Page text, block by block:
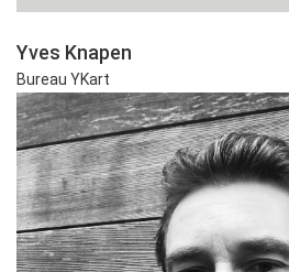
Yves Knapen
Bureau YKart